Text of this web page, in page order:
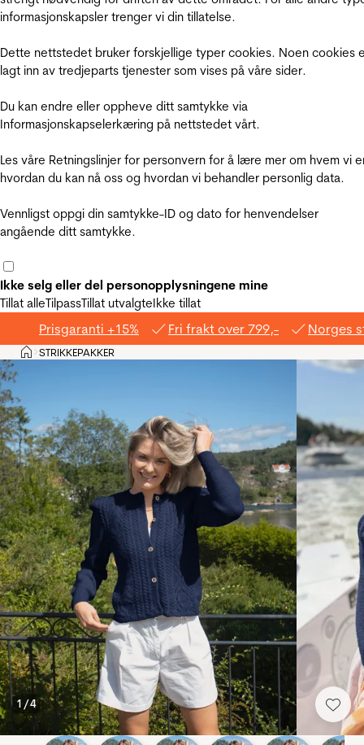
informasjonskapsler trenger vi din tillatelse.
Dette nettstedet bruker forskjellige typer cookies. Noen cookies
lagt inn av tredjeparts tjenester som vises på våre sider.
Du kan endre eller oppheve ditt samtykke via
Informasjonskapselerkæring på nettstedet vårt.
Les våre Retningslinjer for personvern for å lære mer om hvem vi
hvordan du kan nå oss og hvordan vi behandler personlig data.
Vennligst oppgi din samtykke-ID og dato for henvendelser
angående ditt samtykke.
Ikke selg eller del personopplysningene mine
Tillat alleTilpassTillat utvalgteIkke tillat
Prisgaranti +15% Fri frakt over 799,- Norges
Hjem
>STRIKKEPAKKER
1 /4